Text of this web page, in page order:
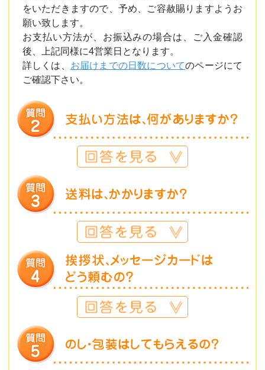
をいただきますので、予め、ご容赦賜りますようお
願い致します。
お支払い方法が、お振込みの場合は、ご入金確認
後、上記同様に4営業日となります。
詳しくは、 お届けまでの日数についてのページにて
ご確認下さい。